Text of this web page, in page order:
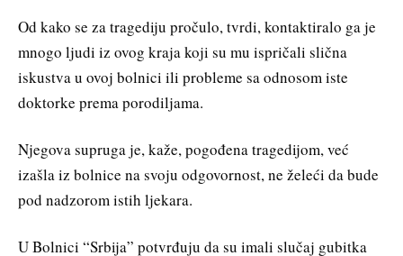
Od kako se za tragediju pročulo, tvrdi, kontaktiralo ga je
mnogo ljudi iz ovog kraja koji su mu ispričali slična
iskustva u ovoj bolnici ili probleme sa odnosom iste
doktorke prema porodiljama.
Njegova supruga je, kaže, pogođena tragedijom, već
izašla iz bolnice na svoju odgovornost, ne želeći da bude
pod nadzorom istih ljekara.
U Bolnici “Srbija” potvrđuju da su imali slučaj gubitka